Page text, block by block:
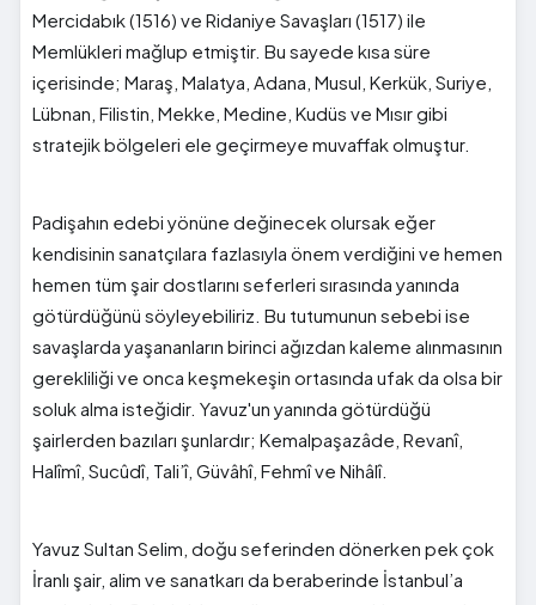
Mercidabık (1516) ve Ridaniye Savaşları (1517) ile
Memlükleri mağlup etmiştir. Bu sayede kısa süre
içerisinde; Maraş, Malatya, Adana, Musul, Kerkük, Suriye,
Lübnan, Filistin, Mekke, Medine, Kudüs ve Mısır gibi
stratejik bölgeleri ele geçirmeye muvaffak olmuştur.
Padişahın edebi yönüne değinecek olursak eğer
kendisinin sanatçılara fazlasıyla önem verdiğini ve hemen
hemen tüm şair dostlarını seferleri sırasında yanında
götürdüğünü söyleyebiliriz. Bu tutumunun sebebi ise
savaşlarda yaşananların birinci ağızdan kaleme alınmasının
gerekliliği ve onca keşmekeşin ortasında ufak da olsa bir
soluk alma isteğidir. Yavuz'un yanında götürdüğü
şairlerden bazıları şunlardır; Kemalpaşazâde, Revanî,
Halîmî, Sucûdî, Tali’î, Güvâhî, Fehmî ve Nihâlî.
Yavuz Sultan Selim, doğu seferinden dönerken pek çok
İranlı şair, alim ve sanatkarı da beraberinde İstanbul’a